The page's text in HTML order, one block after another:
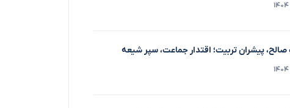
پیشران تربیت؛ اقتدار جماعت، سپر شیعه